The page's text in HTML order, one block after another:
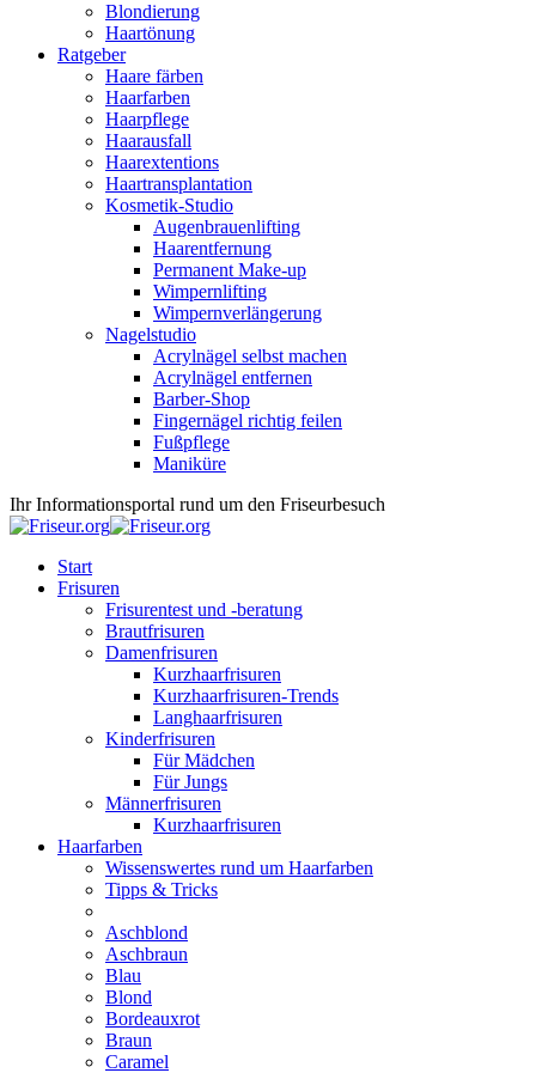
Blondierung
Haartönung
Ratgeber
Haare färben
Haarfarben
Haarpflege
Haarausfall
Haarextentions
Haartransplantation
Kosmetik-Studio
Augenbrauenlifting
Haarentfernung
Permanent Make-up
Wimpernlifting
Wimpernverlängerung
Nagelstudio
Acrylnägel selbst machen
Acrylnägel entfernen
Barber-Shop
Fingernägel richtig feilen
Fußpflege
Maniküre
Ihr Informationsportal rund um den Friseurbesuch
Start
Frisuren
Frisurentest und -beratung
Brautfrisuren
Damenfrisuren
Kurzhaarfrisuren
Kurzhaarfrisuren-Trends
Langhaarfrisuren
Kinderfrisuren
Für Mädchen
Für Jungs
Männerfrisuren
Kurzhaarfrisuren
Haarfarben
Wissenswertes rund um Haarfarben
Tipps & Tricks
Aschblond
Aschbraun
Blau
Blond
Bordeauxrot
Braun
Caramel